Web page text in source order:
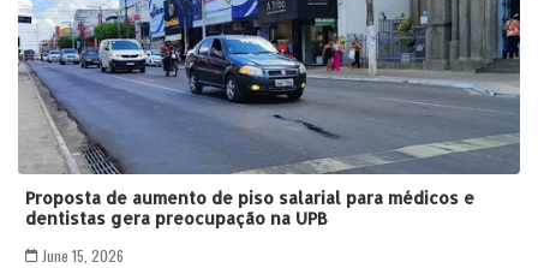
Proposta de aumento de piso salarial para médicos e
dentistas gera preocupação na UPB
June 15, 2026